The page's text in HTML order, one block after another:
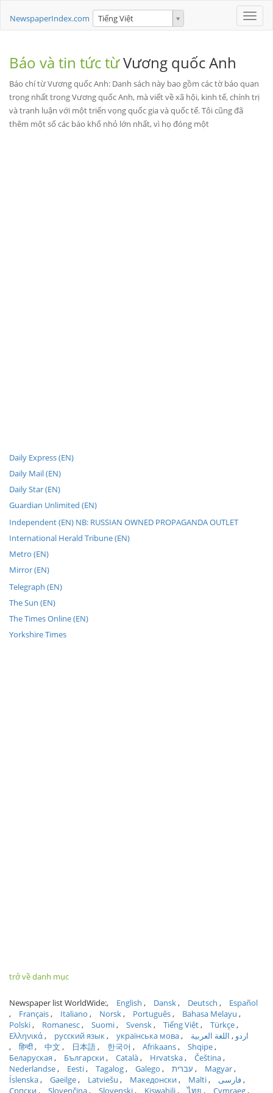
Toggle
NewspaperIndex.com Tiếng Việt
Báo và tin tức từVương quốc Anh
Báo chí từ Vương quốc Anh: Danh sách này bao gồm các tờ báo quan
trọng nhất trong Vương quốc Anh, mà viết về xã hội, kinh tế, chính trị
và tranh luận với một triển vọng quốc gia và quốc tế. Tôi cũng đã
thêm một số các báo khổ nhỏ lớn nhất, vì họ đóng một
Daily Express (EN)
Daily Mail (EN)
Daily Star (EN)
Guardian Unlimited (EN)
Independent (EN) NB: RUSSIAN OWNED PROPAGANDA OUTLET
International Herald Tribune (EN)
Metro (EN)
Mirror (EN)
Telegraph (EN)
The Sun (EN)
The Times Online (EN)
Yorkshire Times
trở về danh mục
Newspaper list WorldWide: English Dansk Deutsch
Español
Français
Italiano Norsk Português
Bahasa Melayu
Polski
Romanesc Suomi Svensk Tiếng Việt
Türkçe
Ελληνικά
русский язык українська мова اردو
اللغة العربية
हिन्दी
中文 日本語 한국어 Afrikaans
Shqipe
Беларуская
Български Català Hrvatska
Čeština
Nederlandse
Eesti Tagalog Galego עברית
Magyar
Íslenska
Gaeilge Latviešu Македонски Malti
فارسی
Српски
Slovenčina Slovenski Kiswahili ไทย Cymraeg